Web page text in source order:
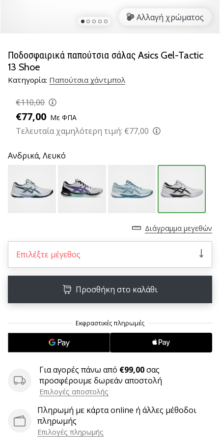
Accelerate
NITRO
SQD
5!
τις
τεχνικές
αναβαθμίσεις
μάθε
αν
Γίνετε
πρεσβευτής
της
μάρκας
μας
λάτρης
Γίνε
πρεσβευτής/
της
μάρκας
Αλλαγή χρώματος
Ποδοσφαιρικά παπούτσια σάλας Asics Gel-Tactic
13 Shoe
Κατηγορία: Παπούτσια χάντμπολ
€110,00
€77,00 Με ΦΠΑ
Τελευταία χαμηλότερη τιμή: €77,00
Ανδρικά, Λευκό
Διάγραμμα μεγεθών
Επιλέξτε μέγεθος
Προσθήκη στο καλάθι
Για αγορές πάνω από €99,00σας
προσφέρουμε δωρεάν αποστολή
Επιλογές αποστολής
Πληρωμή με κάρτα online ή άλλες μέθοδοι
πληρωμής
Επιλογές πληρωμής